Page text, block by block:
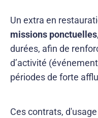
Un extra en
missions ponctuelles
durées, afin de
d’activité
périodes de forte
Ces contrats,